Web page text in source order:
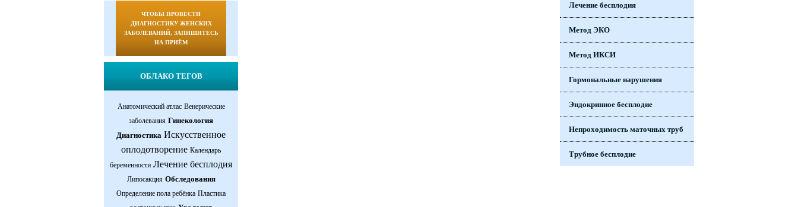
ЧТОБЫ ПРОВЕСТИ
ДИАГНОСТИКУ ЖЕНСКИХ
ЗАБОЛЕВАНИЙ, ЗАПИШИТЕСЬ
НА ПРИЁМ
ОБЛАКО ТЕГОВ
Анатомический атлас Венерические
заболевания Гинекология
Диагностика Искусственное
оплодотворение Календарь
беременности Лечение бесплодия
Липосакция Обследования
Определение пола ребёнка Пластика
Лечение бесплодия
Метод ЭКО
Метод ИКСИ
Гормональные нарушения
Эндокринное бесплодие
Непроходимость маточных труб
Трубное бесплодие